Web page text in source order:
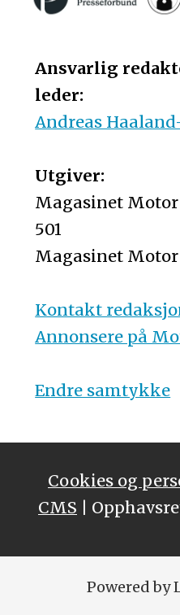
Ansvarlig
leder:
Andreas
Utgiver:
Magasinet Motor
501
Magasinet Motor
Kontakt
Annonsere på
Endre samtykke
Cookies og
CMS |
Powered by